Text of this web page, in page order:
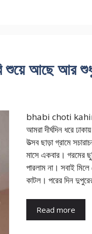
আছে আর শুধু
bhabi choti kahini
আমরা দীর্ঘদিন ধরে
উত্সব ছাড়া গ্রামে
মাসে একবার। গরমের
পারলাম না। সবাই
কাটল। পরের দিন
Read more